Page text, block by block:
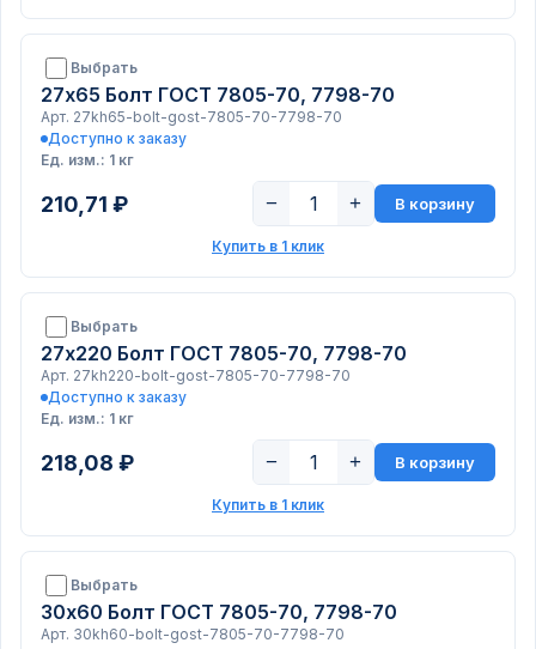
Выбрать
27х65 Болт ГОСТ 7805-70, 7798-70
Арт. 27kh65-bolt-gost-7805-70-7798-70
Доступно к заказу
Ед. изм.: 1 кг
210,71 ₽ − + В корзину
Купить в 1 клик
Выбрать
27х220 Болт ГОСТ 7805-70, 7798-70
Арт. 27kh220-bolt-gost-7805-70-7798-70
Доступно к заказу
Ед. изм.: 1 кг
218,08 ₽ − + В корзину
Купить в 1 клик
Выбрать
30х60 Болт ГОСТ 7805-70, 7798-70
Арт. 30kh60-bolt-gost-7805-70-7798-70